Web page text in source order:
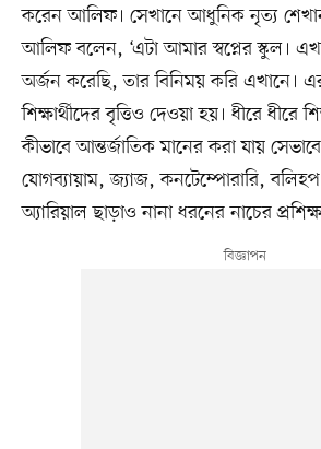
করেন আলিফ। সেখানে আধুনিক নৃত্য শেখান
আলিফ বলেন, ‘এটা আমার স্বপ্নের স্কুল।
অর্জন করেছি, তার বিনিময় করি এখানে।
শিক্ষার্থীদের বৃত্তিও দেওয়া হয়। ধীরে ধীরে
কীভাবে আন্তর্জাতিক মানের করা যায়
যোগব্যায়াম, জ্যাজ, কনটেম্পোরারি,
অ্যারিয়াল ছাড়াও নানা ধরনের নাচের